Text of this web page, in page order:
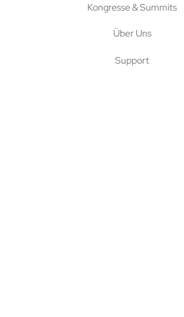
Kongresse & Summits
Über Uns
Support